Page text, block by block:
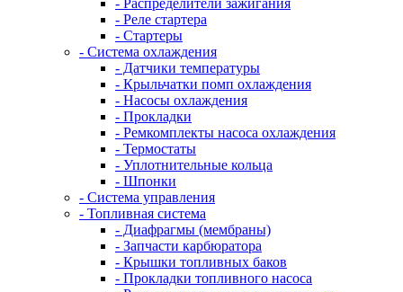
- Реле стартера
- Стартеры
- Система охлаждения
- Датчики температуры
- Крыльчатки помп охлаждения
- Насосы охлаждения
- Прокладки
- Ремкомплекты насоса охлаждения
- Термостаты
- Уплотнительные кольца
- Шпонки
- Система управления
- Топливная система
- Диафрагмы (мембраны)
- Запчасти карбюратора
- Крышки топливных баков
- Прокладки топливного насоса